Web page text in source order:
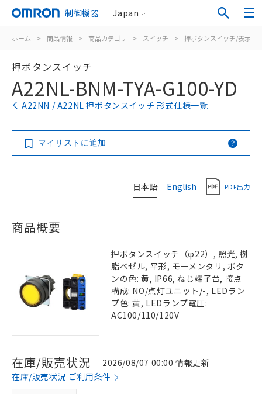
制御機器 Japan
ホーム > 商品情報 > 商品カテゴリ > スイッチ > 押ボタンスイッチ/表示灯
押ボタンスイッチ
A22NL-BNM-TYA-G100-YD
A22NN / A22NL 押ボタンスイッチ 形式仕様一覧
マイリストに追加
日本語 English PDF出力
商品概要
押ボタンスイッチ（φ22）, 照光, 樹
脂ベゼル, 平形, モーメンタリ, ボタ
ンの色: 黄, IP66, ねじ端子台, 接点
構成: NO/点灯ユニット/-, LEDラン
プ色: 黄, LEDランプ電圧:
AC100/110/120V
在庫/販売状況
2026/08/07 00:00 情報更新
在庫/販売状況 ご利用条件